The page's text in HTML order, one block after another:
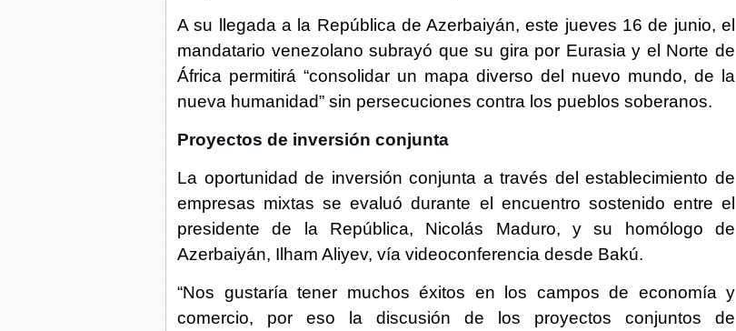
A su llegada a la República de Azerbaiyán, este jueves 16 de junio, el
mandatario venezolano subrayó que su gira por Eurasia y el Norte de
África permitirá “consolidar un mapa diverso del nuevo mundo, de la
nueva humanidad” sin persecuciones contra los pueblos soberanos.
Proyectos de inversión conjunta
La oportunidad de inversión conjunta a través del establecimiento de
empresas mixtas se evaluó durante el encuentro sostenido entre el
presidente de la República, Nicolás Maduro, y su homólogo de
Azerbaiyán, Ilham Aliyev, vía videoconferencia desde Bakú.
“Nos gustaría tener muchos éxitos en los campos de economía y
comercio, por eso la discusión de los proyectos conjuntos de